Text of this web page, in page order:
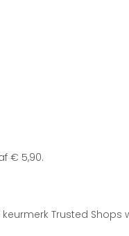
€ 5,90.
Trusted Shops